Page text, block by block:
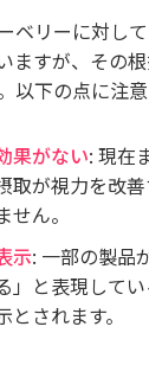
ベリーに対し
ますが、その
以下の点に注
果がない: 現在
取が視力を改
ん。
示: 一部の製品
」と表現して
されます。